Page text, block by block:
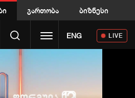
გართობა ბიზნესი
Toggle navigation
ENG LIVE